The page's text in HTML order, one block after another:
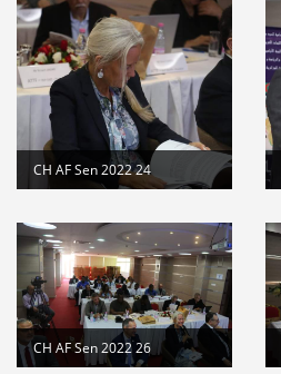
CH AF Sen 2022 24
CH AF Sen 2022 26